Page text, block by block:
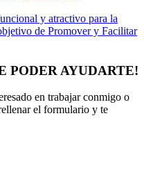
y atractivo para la
de Promover y Facilitar
PODER AYUDARTE!
en trabajar conmigo o
el formulario y te